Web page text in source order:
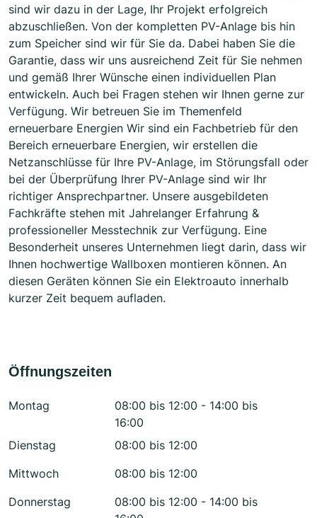
sind wir dazu in der Lage, Ihr Projekt erfolgreich
abzuschließen. Von der kompletten PV-Anlage bis hin
zum Speicher sind wir für Sie da. Dabei haben Sie die
Garantie, dass wir uns ausreichend Zeit für Sie nehmen
und gemäß Ihrer Wünsche einen individuellen Plan
entwickeln. Auch bei Fragen stehen wir Ihnen gerne zur
Verfügung. Wir betreuen Sie im Themenfeld
erneuerbare Energien Wir sind ein Fachbetrieb für den
Bereich erneuerbare Energien, wir erstellen die
Netzanschlüsse für Ihre PV-Anlage, im Störungsfall oder
bei der Überprüfung Ihrer PV-Anlage sind wir Ihr
richtiger Ansprechpartner. Unsere ausgebildeten
Fachkräfte stehen mit Jahrelanger Erfahrung &
professioneller Messtechnik zur Verfügung. Eine
Besonderheit unseres Unternehmen liegt darin, dass wir
Ihnen hochwertige Wallboxen montieren können. An
diesen Geräten können Sie ein Elektroauto innerhalb
kurzer Zeit bequem aufladen.
Öffnungszeiten
Montag
08:00 bis 12:00 - 14:00 bis
16:00
Dienstag
08:00 bis 12:00
Mittwoch
08:00 bis 12:00
Donnerstag
08:00 bis 12:00 - 14:00 bis